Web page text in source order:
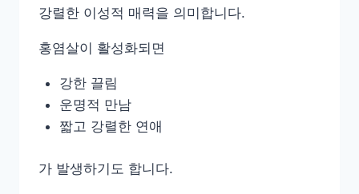
강렬한 이성적 매력을 의미합니다.
홍염살이 활성화되면
강한 끌림
운명적 만남
짧고 강렬한 연애
가 발생하기도 합니다.